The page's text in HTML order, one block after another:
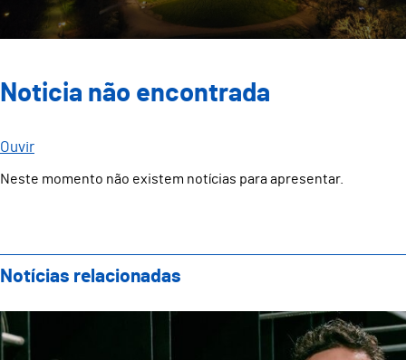
Noticia não encontrada
Ouvir
Neste momento não existem notícias para apresentar.
Notícias relacionadas
Teatro Oficina apresenta nova direção artística com